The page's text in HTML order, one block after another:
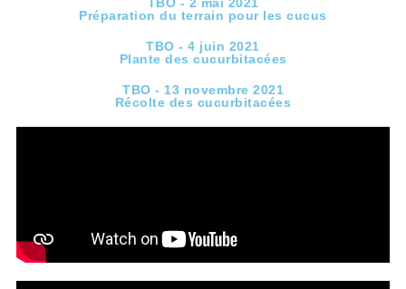
Préparation du terrain pour les cucus
TBO - 4 juin 2021
Plante des cucurbitacées
TBO - 13 novembre 2021
Récolte des cucurbitacées